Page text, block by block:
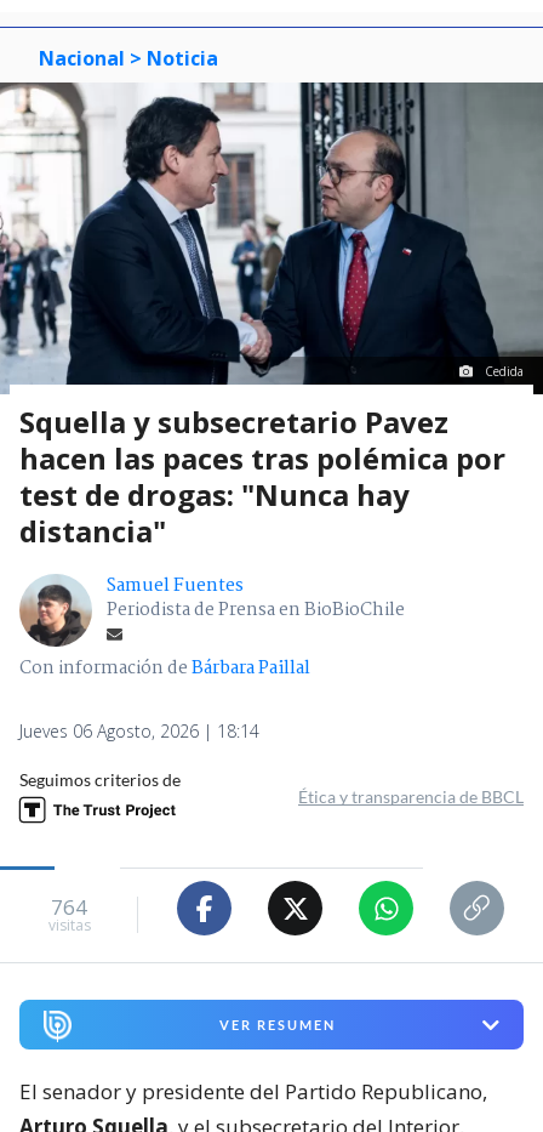
Nacional > Noticia
Cedida
Squella y subsecretario Pavez
hacen las paces tras polémica por
test de drogas: "Nunca hay
distancia"
Samuel Fuentes
Periodista de Prensa en BioBioChile
Con información deBárbara Paillal
Jueves 06 Agosto, 2026 | 18:14
Seguimos criterios de
Ética y transparencia de BBCL
764
visitas
VER RESUMEN
El senador y presidente del Partido Republicano,